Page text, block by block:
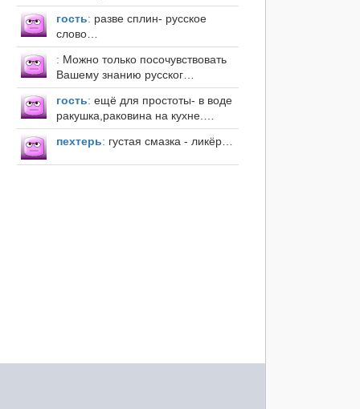
гость: разве сплин- русское
слово…
: Можно только посочувствовать
Вашему знанию русског…
гость: ещё для простоты- в воде
ракушка,раковина на кухне.…
пехтерь: густая смазка - ликёр…